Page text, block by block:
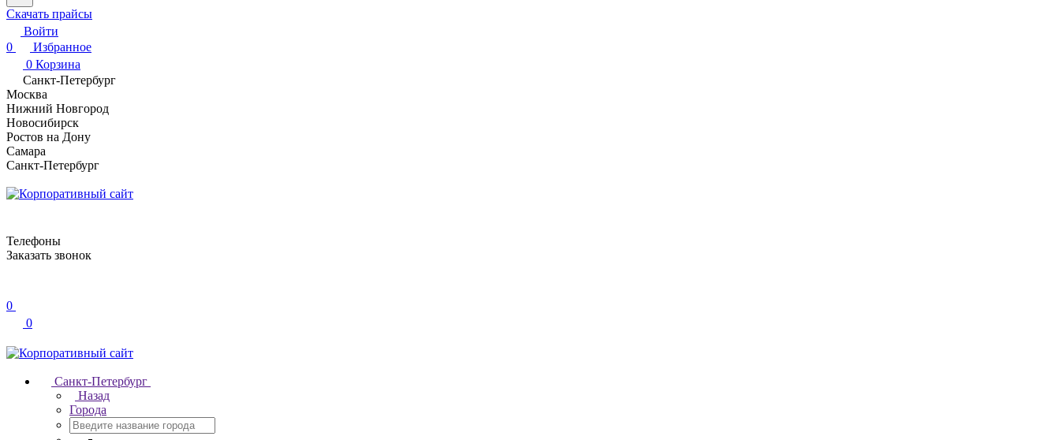
Скачать прайсы
Войти
0
Избранное
0 Корзина
Санкт-Петербург
Москва
Нижний Новгород
Новосибирск
Ростов на Дону
Самара
Санкт-Петербург
Телефоны
Заказать звонок
0
0
Санкт-Петербург
Назад
Города